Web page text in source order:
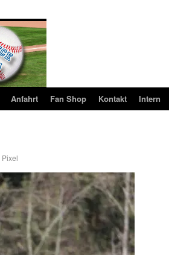
Anfahrt Fan Shop Kontakt Intern
Pixel